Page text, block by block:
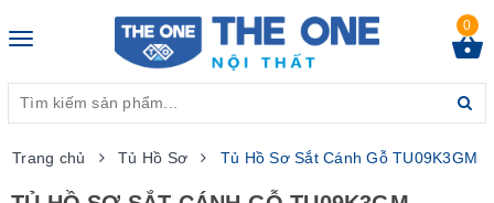
Toggle
0
Trang chủ Tủ Hồ Sơ Tủ Hồ Sơ Sắt Cánh Gỗ TU09K3GM